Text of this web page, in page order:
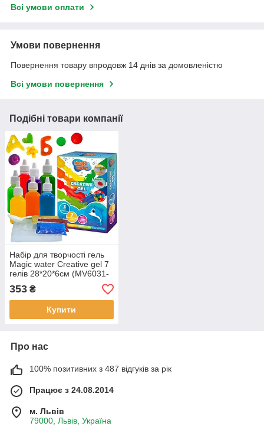
Всі умови оплати
Умови повернення
Повернення товару впродовж 14 днів за домовленістю
Всі умови повернення
Подібні товари компанії
Набір для творчості гель
Magic water Creative gel 7
гелів 28*20*6см (MV6031-
03)
353 ₴
Купити
Про нас
100% позитивних з 487 відгуків за рік
Працює з 24.08.2014
м. Львів
79000, Львів, Україна